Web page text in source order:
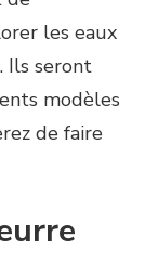
les eaux
Ils seront
modèles
de faire